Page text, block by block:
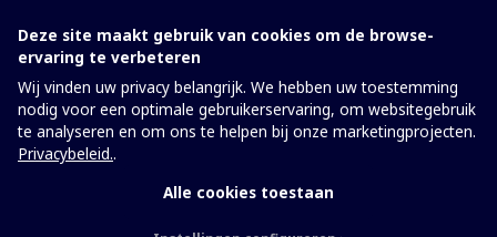
Deze site maakt gebruik van cookies om de browse-
ervaring te verbeteren
Wij vinden uw privacy belangrijk. We hebben uw toestemming
nodig voor een optimale gebruikerservaring, om websitegebruik
te analyseren en om ons te helpen bij onze marketingprojecten.
Privacybeleid..
Alle cookies toestaan